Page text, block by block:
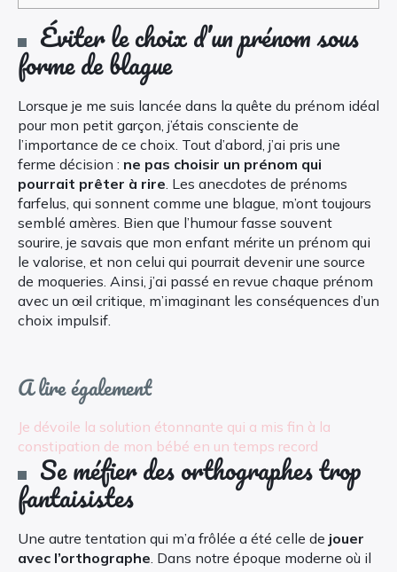
Éviter le choix d’un prénom sous
forme de blague
Lorsque je me suis lancée dans la quête du prénom idéal
pour mon petit garçon, j’étais consciente de
l’importance de ce choix. Tout d’abord, j’ai pris une
ferme décision : ne pas choisir un prénom qui
pourrait prêter à rire . Les anecdotes de prénoms
farfelus, qui sonnent comme une blague, m’ont toujours
semblé amères. Bien que l’humour fasse souvent
sourire, je savais que mon enfant mérite un prénom qui
le valorise, et non celui qui pourrait devenir une source
de moqueries. Ainsi, j’ai passé en revue chaque prénom
avec un œil critique, m’imaginant les conséquences d’un
choix impulsif.
A lire également
Je dévoile la solution étonnante qui a mis fin à la
constipation de mon bébé en un temps record
Se méfier des orthographes trop
fantaisistes
Une autre tentation qui m’a frôlée a été celle de jouer
avec l’orthographe . Dans notre époque moderne où il